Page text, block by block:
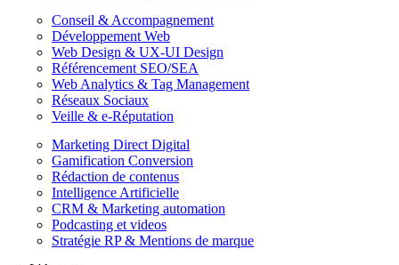
Conseil & Accompagnement
Développement Web
Web Design & UX-UI Design
Référencement SEO/SEA
Web Analytics & Tag Management
Réseaux Sociaux
Veille & e-Réputation
Marketing Direct Digital
Gamification Conversion
Rédaction de contenus
Intelligence Artificielle
CRM & Marketing automation
Podcasting et videos
Stratégie RP & Mentions de marque